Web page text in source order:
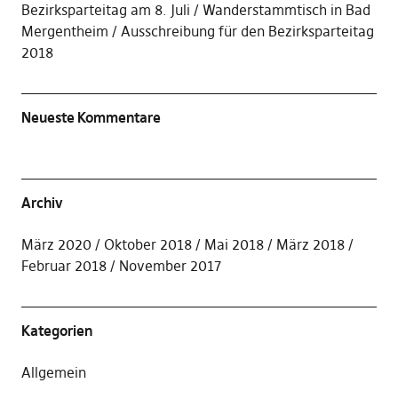
Bezirksparteitag am 8. Juli
Wanderstammtisch in Bad
Mergentheim
Ausschreibung für den Bezirksparteitag
2018
Neueste Kommentare
Archiv
März 2020 Oktober 2018 Mai 2018
März 2018
Februar 2018
November 2017
Kategorien
Allgemein